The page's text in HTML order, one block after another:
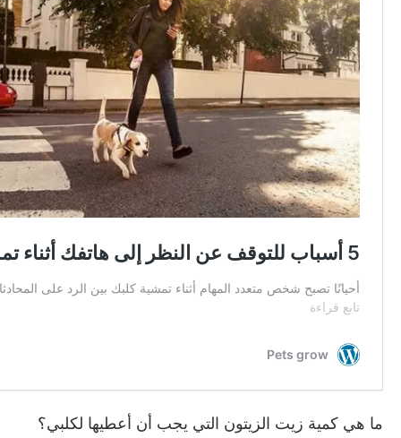
ما هي كمية زيت الزيتون التي يجب أن أعطيها لكلبي؟